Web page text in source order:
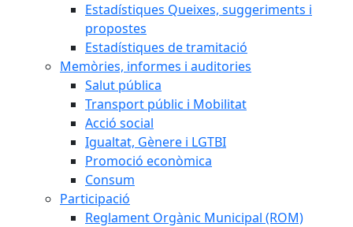
Estadístiques Queixes, suggeriments i
propostes
Estadístiques de tramitació
Memòries, informes i auditories
Salut pública
Transport públic i Mobilitat
Acció social
Igualtat, Gènere i LGTBI
Promoció econòmica
Consum
Participació
Reglament Orgànic Municipal (ROM)